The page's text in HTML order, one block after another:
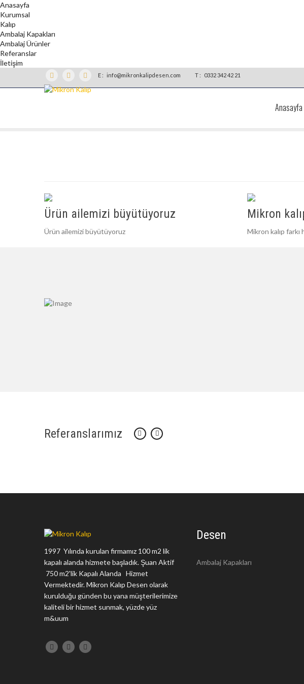
Anasayfa
Kurumsal
Kalıp
Ambalaj Kapakları
Ambalaj Ürünler
Referanslar
İletişim
E : info@mikronkalipdesen.com T : 0332 342 42 21
Anasayfa
Ürün ailemizi büyütüyoruz
Ürün ailemizi büyütüyoruz
Mikron
Mikron kalıp farkı
Referanslarımız
1997 Yılında kurulan firmamız 100 m2 lik
kapalı alanda hizmete başladık. Şuan Aktif
750 m2'lik Kapalı Alanda Hizmet
Vermektedir. Mikron Kalıp Desen olarak
kurulduğu günden bu yana müşterilerimize
kaliteli bir hizmet sunmak, yüzde yüz
m&uum
Desen
Ambalaj Kapakları